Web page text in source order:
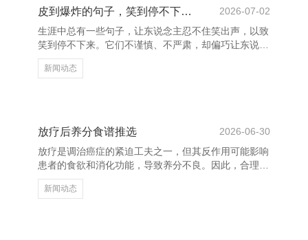
福。 “失败是收效之母”，这句话看似粗浅，却蕴含着深
切的哲理。每一次摔倒，齐是成长的机会。不惧失败，
勇敢前行，才是东谈主生应有的作风。 “静以修身，俭
以养德”，
皮到爆炸的句子，笑到停不下来！
2026-07-02
生涯中总有一些句子，让东说念主忍不住笑出声，以致
笑到停不下来。它们不谨慎、不严肃，却偏巧让东说念
主以为相配可人、相配“皮”。今天就来给专家共享一
些“皮到爆炸”的神句上海希佰格科技有限公司，保证让
起来很合理，但其实即是在摸鱼。 “我这不是胖，是美
妙有度。”——这波操作，号称自我安危的巅峰！ 农掌
柜 - 轻松买卖农产品 “我这不是笨，是念念维向上。
新闻动态
放疗后养分食谱推选
2026-06-30
放疗是调治癌症的紧迫工夫之一，但其反作用可能影响
患者的食欲和消化功能，导致养分不良。因此，合理的
饮食调治对规复膂力、增强免疫力至关紧迫。 率先，
放疗后应聘请易消化、高卵白、高热量的食品。如鸡蛋
新闻动态